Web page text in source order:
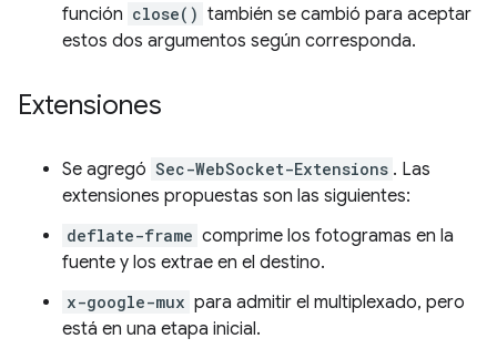
función close() también se cambió para aceptar
estos dos argumentos según corresponda.
Extensiones
Se agregó Sec-WebSocket-Extensions . Las
extensiones propuestas son las siguientes:
deflate-frame comprime los fotogramas en la
fuente y los extrae en el destino.
x-google-mux para admitir el multiplexado, pero
está en una etapa inicial.